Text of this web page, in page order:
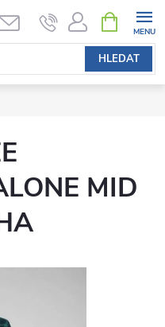
HLEDAT
NÁKUPNÍ
KOŠÍK
MID